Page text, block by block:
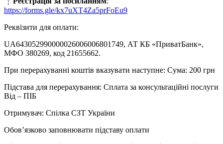
https://forms.gle/kx7uXT4Za5prFoEu9
Реквізити для оплати:
UA643052990000026006006801749, АТ КБ «ПриватБанк»,
МФО 380269, код 21655662.
При перерахуванні коштів вказувати наступне: Сума: 200 грн
Підстава для перерахування: Сплата за консультаційні послуги
Від – ПІБ
Отримувач: Спілка СЗТ України
Обов’язково заповнювати підставу оплати